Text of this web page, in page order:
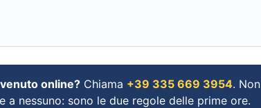
online? Chiama +39 335 669 3954. Non
a nessuno: sono le due regole delle prime ore.